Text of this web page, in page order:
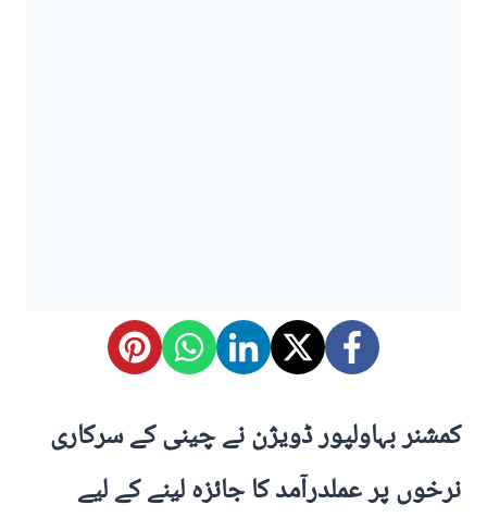
کمشنر بہاولپور ڈویژن نے چینی کے سرکاری
نرخوں پر عملدرآمد کا جائزہ لینے کے لیے